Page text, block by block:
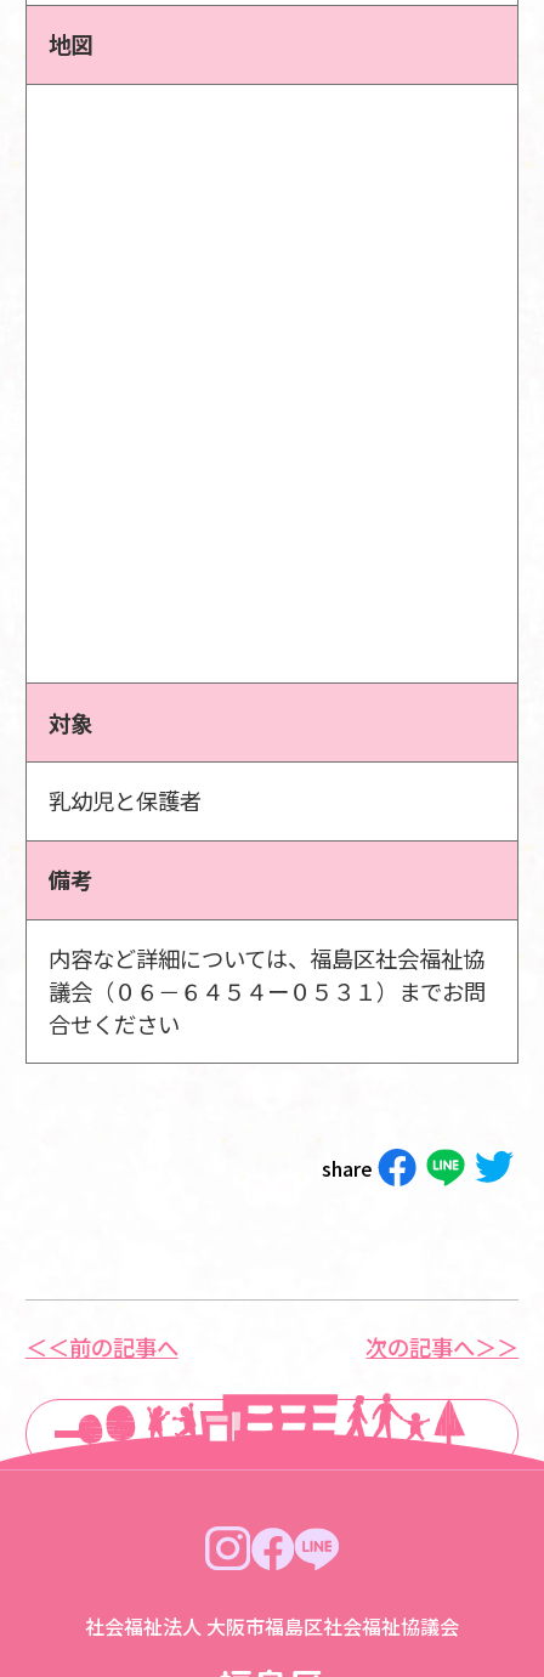
地図
対象
乳幼児と保護者
備考
内容など詳細については、福島区社会福祉協
議会（０６－６４５４ー０５３１）までお問
合せください
share
＜＜前の記事へ
一覧に戻る
次の記事へ＞＞
社会福祉法人 大阪市福島区社会福祉協議会